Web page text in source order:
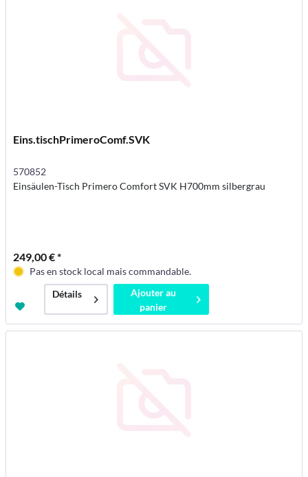
Eins.tischPrimeroComf.SVK
570852
Einsäulen-Tisch Primero Comfort SVK H700mm silbergrau
249,00 € *
Pas en stock local mais commandable.
Détails
Ajouter au
panier